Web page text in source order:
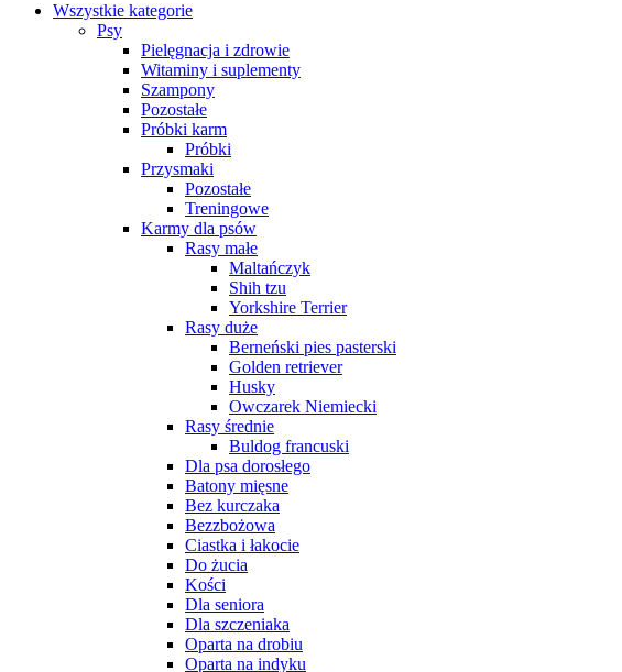
Wszystkie kategorie
Psy
Pielęgnacja i zdrowie
Witaminy i suplementy
Szampony
Pozostałe
Próbki karm
Próbki
Przysmaki
Pozostałe
Treningowe
Karmy dla psów
Rasy małe
Maltańczyk
Shih tzu
Yorkshire Terrier
Rasy duże
Berneński pies pasterski
Golden retriever
Husky
Owczarek Niemiecki
Rasy średnie
Buldog francuski
Dla psa dorosłego
Batony mięsne
Bez kurczaka
Bezzbożowa
Ciastka i łakocie
Do żucia
Kości
Dla seniora
Dla szczeniaka
Oparta na drobiu
Oparta na indyku